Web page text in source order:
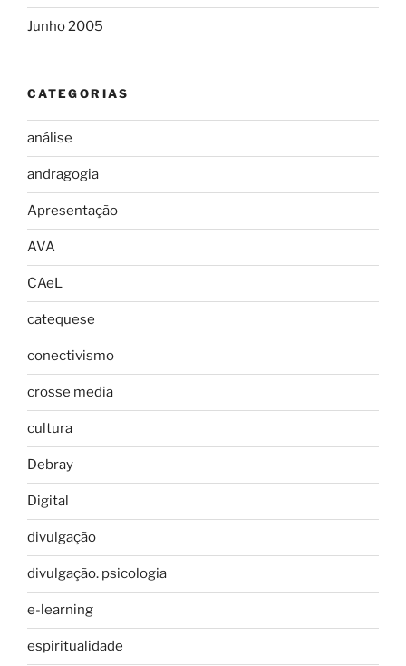
Junho 2005
CATEGORIAS
análise
andragogia
Apresentação
AVA
CAeL
catequese
conectivismo
crosse media
cultura
Debray
Digital
divulgação
divulgação. psicologia
e-learning
espiritualidade